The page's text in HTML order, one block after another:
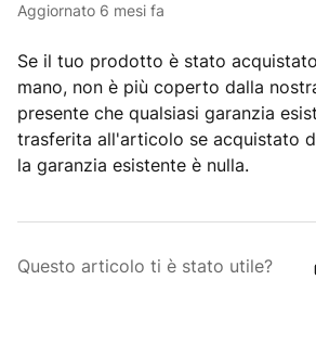
Aggiornato 6 mesi fa
Se il tuo prodotto è stato
mano, non è più coperto dalla
presente che qualsiasi garanzia
trasferita all'articolo se acquistato
la garanzia esistente è nulla.
Questo articolo ti è stato utile?